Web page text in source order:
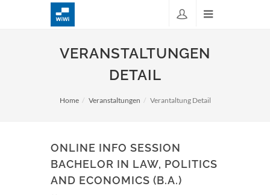
VERANSTALTUNGEN
DETAIL
Home Veranstaltungen Verantaltung Detail
ONLINE INFO SESSION
BACHELOR IN LAW, POLITICS
AND ECONOMICS (B.A.)